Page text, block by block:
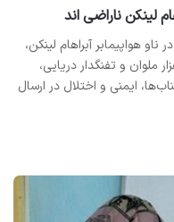
لینکن ناراضی اند
هواپیمابر آبراهام لینکن،
و تفنگدار دریایی،
ایمنی و اختلال در ارسال